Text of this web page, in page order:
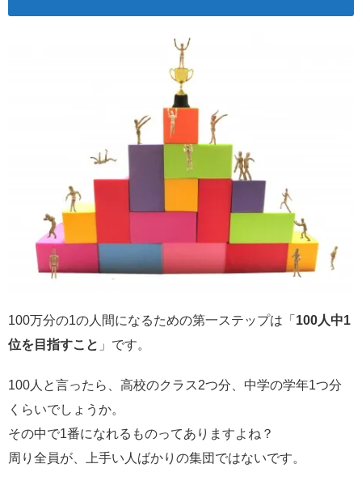
100万分の1の人間になるための第一ステップは「 100人中1
位を目指すこと 」です。
100人と言ったら、高校のクラス2つ分、中学の学年1つ分
くらいでしょうか。
その中で1番になれるものってありますよね？
周り全員が、上手い人ばかりの集団ではないです。